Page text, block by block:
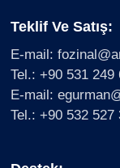
Teklif Ve Satış:
E-mail:
Tel.: +90 531 249
E-mail:
Tel.: +90 532 527